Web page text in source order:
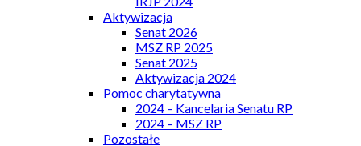
Aktywizacja
Senat 2026
MSZ RP 2025
Senat 2025
Aktywizacja 2024
Pomoc charytatywna
2024 – Kancelaria Senatu RP
2024 – MSZ RP
Pozostałe